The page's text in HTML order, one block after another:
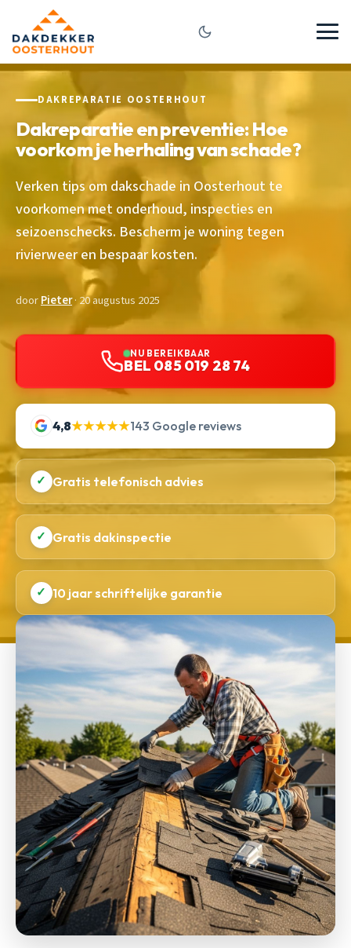
DAKREPARATIE OOSTERHOUT
Dakreparatie en preventie: Hoe
voorkom je herhaling van schade?
Verken tips om dakschade in Oosterhout te
voorkomen met onderhoud, inspecties en
seizoenschecks. Bescherm je woning tegen
rivierweer en bespaar kosten.
doorPieter· 20 augustus 2025
NU BEREIKBAAR
BEL 085 019 28 74
4,8★★★★★143 Google reviews
✓ Gratis telefonisch advies
✓ Gratis dakinspectie
✓ 10 jaar schriftelijke garantie